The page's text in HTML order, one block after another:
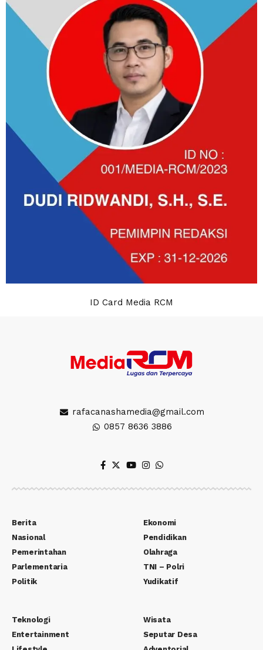
ID Card Media RCM
rafacanashamedia@gmail.com
0857 8636 3886
Berita
Nasional
Pemerintahan
Parlementaria
Politik
Ekonomi
Pendidikan
Olahraga
TNI – Polri
Yudikatif
Teknologi
Entertainment
Wisata
Seputar Desa